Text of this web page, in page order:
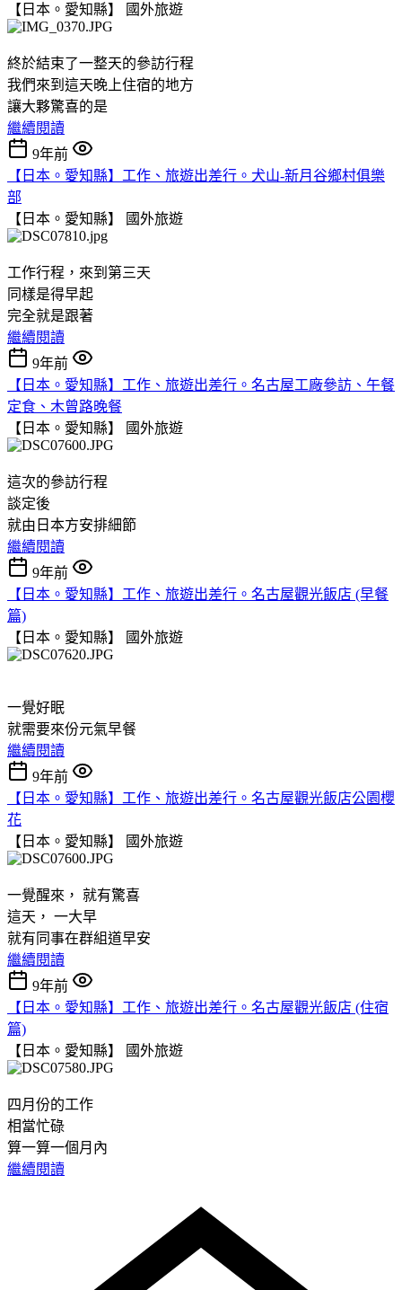
【日本。愛知縣】
國外旅遊
終於結束了一整天的參訪行程
我們來到這天晚上住宿的地方
讓大夥驚喜的是
繼續閱讀
9年前
【日本。愛知縣】工作、旅遊出差行。犬山-新月谷鄉村俱樂
部
【日本。愛知縣】
國外旅遊
工作行程，來到第三天
同樣是得早起
完全就是跟著
繼續閱讀
9年前
【日本。愛知縣】工作、旅遊出差行。名古屋工廠參訪、午餐
定食、木曾路晚餐
【日本。愛知縣】
國外旅遊
這次的參訪行程
談定後
就由日本方安排細節
繼續閱讀
9年前
【日本。愛知縣】工作、旅遊出差行。名古屋觀光飯店 (早餐
篇)
【日本。愛知縣】
國外旅遊
一覺好眠
就需要來份元氣早餐
繼續閱讀
9年前
【日本。愛知縣】工作、旅遊出差行。名古屋觀光飯店公園櫻
花
【日本。愛知縣】
國外旅遊
一覺醒來， 就有驚喜
這天， 一大早
就有同事在群組道早安
繼續閱讀
9年前
【日本。愛知縣】工作、旅遊出差行。名古屋觀光飯店 (住宿
篇)
【日本。愛知縣】
國外旅遊
四月份的工作
相當忙碌
算一算一個月內
繼續閱讀